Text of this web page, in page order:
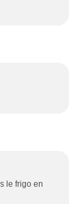
le frigo en